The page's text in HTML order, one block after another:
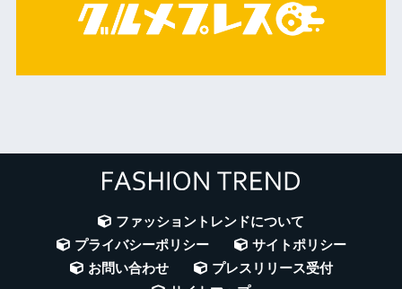
ファッショントレンドについて
プライバシーポリシー
サイトポリシー
お問い合わせ
プレスリリース受付